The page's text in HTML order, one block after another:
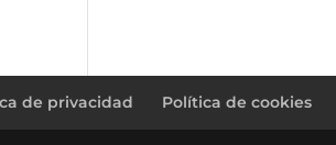
de privacidad Política de cookies